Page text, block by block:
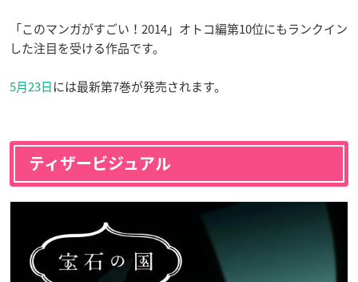
「このマンガがすごい！2014」オトコ編第10位にもランクイン
した注目を受ける作品です。
5月23日には最新第7巻が発売されます。
ティザービジュアル